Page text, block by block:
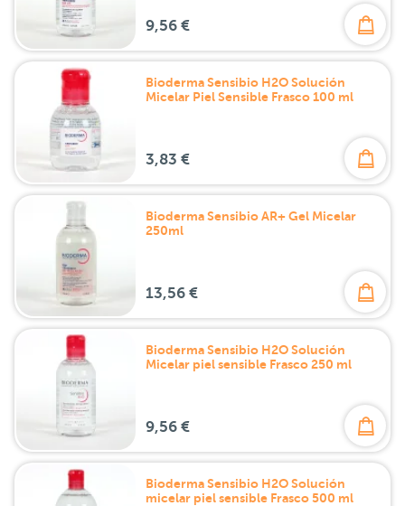
9,56 €
Bioderma Sensibio H2O Solución
Micelar Piel Sensible Frasco 100 ml
3,83 €
Bioderma Sensibio AR+ Gel Micelar
250ml
13,56 €
Bioderma Sensibio H2O Solución
Micelar piel sensible Frasco 250 ml
9,56 €
Bioderma Sensibio H2O Solución
micelar piel sensible Frasco 500 ml